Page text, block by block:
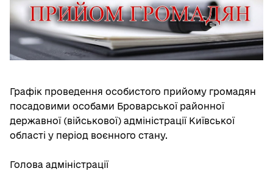
Графік проведення особистого прийому громадян
посадовими особами Броварської районної
державної (військової) адміністрації Київської
області у період воєнного стану.
Голова адміністрації